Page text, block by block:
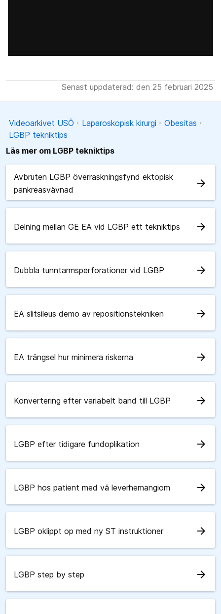
Senast uppdaterad: den 25 februari 2025
Videoarkivet USÖ Laparoskopisk kirurgi
Obesitas
LGBP tekniktips
Läs mer om LGBP tekniktips
Avbruten LGBP överraskningsfynd ektopisk
pankreasvävnad
arrow_forward
Delning mellan GE EA vid LGBP ett tekniktips arrow_forward
Dubbla tunntarmsperforationer vid LGBP arrow_forward
EA slitsileus demo av repositionstekniken arrow_forward
EA trängsel hur minimera riskerna arrow_forward
Konvertering efter variabelt band till LGBP arrow_forward
LGBP efter tidigare fundoplikation arrow_forward
LGBP hos patient med vä leverhemangiom arrow_forward
LGBP oklippt op med ny ST instruktioner arrow_forward
LGBP step by step arrow_forward